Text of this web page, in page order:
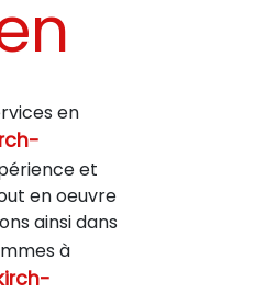
en
et
en oeuvre
ainsi dans
à